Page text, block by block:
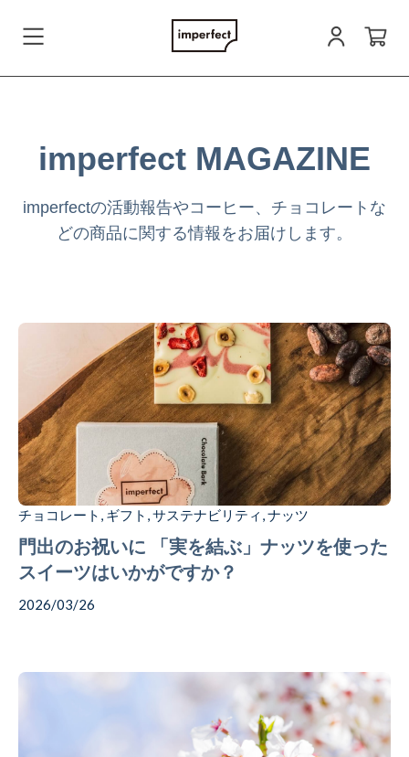
ログイン
お問い合わせ
すべての商品
Coffee
Chocolate
Gift
imperfect MAGAZINE
imperfectの活動報告やコーヒー、チョコレートな
どの商品に関する情報をお届けします。
チョコレート , ギフト ,サステナビリティ ,ナッツ
門出のお祝いに 「実を結ぶ」ナッツを使った
スイーツはいかがですか？
2026/03/26